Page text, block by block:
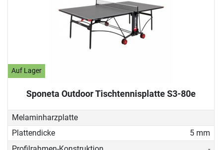
Auf Lager
Sponeta Outdoor Tischtennisplatte S3-80e
Melaminharzplatte
Plattendicke
5 mm